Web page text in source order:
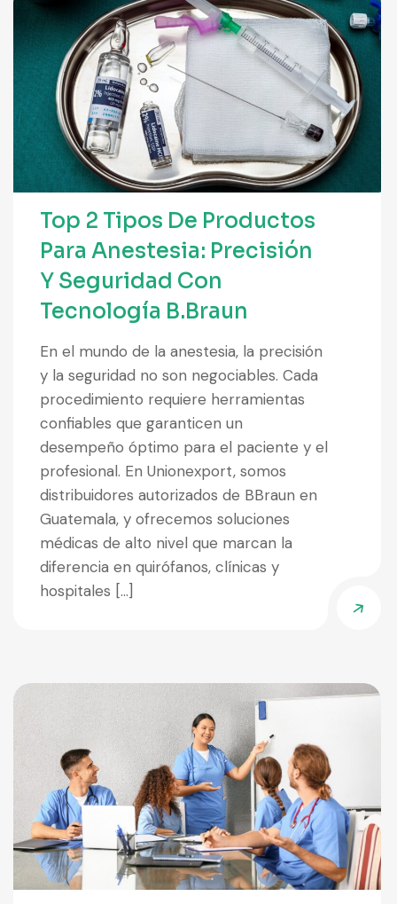
Top 2 Tipos De Productos
Para Anestesia: Precisión
Y Seguridad Con
Tecnología B.Braun
En el mundo de la anestesia, la precisión
y la seguridad no son negociables. Cada
procedimiento requiere herramientas
confiables que garanticen un
desempeño óptimo para el paciente y el
profesional. En Unionexport, somos
distribuidores autorizados de BBraun en
Guatemala, y ofrecemos soluciones
médicas de alto nivel que marcan la
diferencia en quirófanos, clínicas y
hospitales […]